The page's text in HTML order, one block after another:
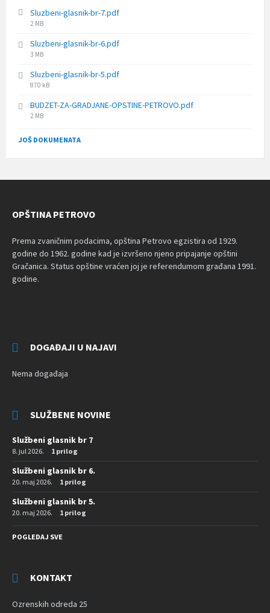
Sluzbeni-glasnik-br-7.pdf
File
2 MB
Sluzbeni-glasnik-br-6.pdf
File
3 MB
Sluzbeni-glasnik-br-5.pdf
File
870 kB
BUDZET-ZA-GRADJANE-OPSTINE-PETROVO.pdf
File
2 MB
JOŠ DOKUMENATA
OPŠTINA PETROVO
Prema zvaničnim podacima, opština Petrovo egzistira od 1929.
godine do 1962. godine kad je izvršeno njeno pripajanje opštini
Gračanica. Status opštine vraćen joj je referendumom građana 1991.
godine.
DOGAĐAJI U NAJAVI
Nema događaja
SLUŽBENE NOVINE
Službeni glasnik br 7
8. jul 2026. 1 prilog
Službeni glasnik br 6.
20. maj 2026. 1 prilog
Službeni glasnik br 5.
20. maj 2026. 1 prilog
POGLEDAJ SVE
KONTAKT
Ozrenskih odreda 25